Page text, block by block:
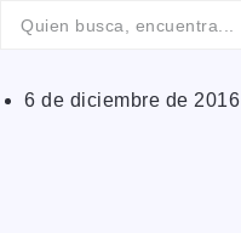
6 de diciembre de 2016